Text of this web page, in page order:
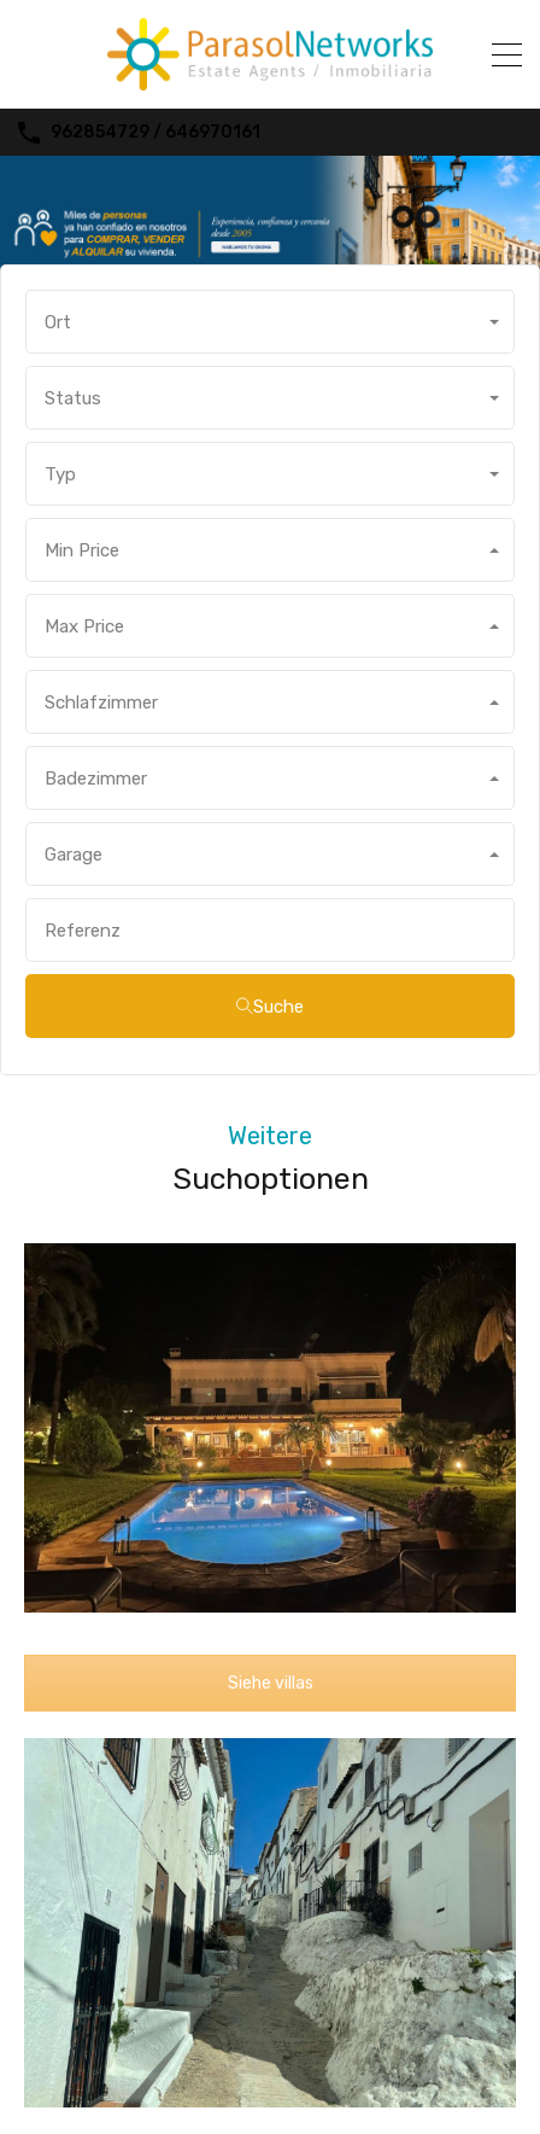
962854729 / 646970161
Ort
Status
Typ
Min Price
Max Price
Schlafzimmer
Badezimmer
Garage
Suche
Weitere
Suchoptionen
Siehe villas